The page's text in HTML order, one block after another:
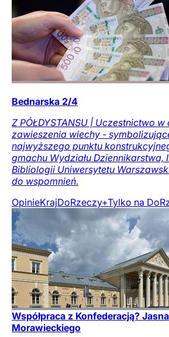
Bednarska 2/4
Z PÓŁDYSTANSU | Uczestnictwo w
zawieszenia wiechy -
najwyższego punktu
gmachu Wydziału Dziennikarstwa,
Bibliologii Uniwersytetu
do wspomnień.
OpinieKrajDoRzeczy+Tylko na
Współpraca z Konfederacją?
Morawieckiego